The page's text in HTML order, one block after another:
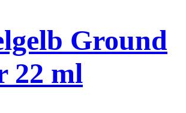
Ground
22 ml